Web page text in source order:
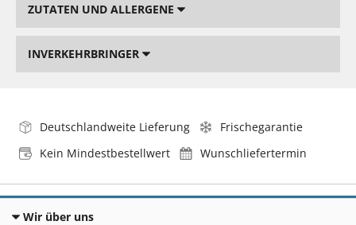
ZUTATEN UND ALLERGENE
INVERKEHRBRINGER
Deutschlandweite Lieferung
Frischegarantie
Kein Mindestbestellwert
Wunschliefertermin
Wir über uns